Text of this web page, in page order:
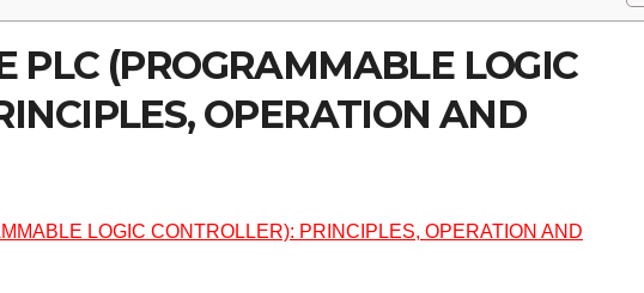
PLC (PROGRAMMABLE LOGIC
OPERATION AND